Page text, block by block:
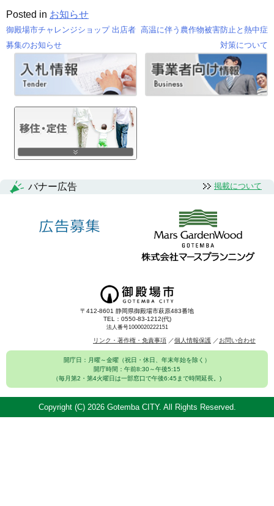
Posted in お知らせ
投
ビ
ー
シ
御殿場市チャレンジショップ 出店者
募集のお知らせ
高温に伴う農作物被害防止と熱中症
対策について
バナー広告 掲載について
〒412-8601 静岡県御殿場市萩原483番地
TEL：0550-83-1212(代)
法人番号1000020222151
リンク・著作権・免責事項 個人情報保護 お問い合わせ
開庁日：月曜～金曜（祝日・休日、年末年始を除く）
開庁時間：午前8:30～午後5:15
（毎月第2・第4火曜日は一部窓口で午後6:45まで時間延長。)
Copyright (C) 2026 Gotemba CITY. All Rights Reserved.